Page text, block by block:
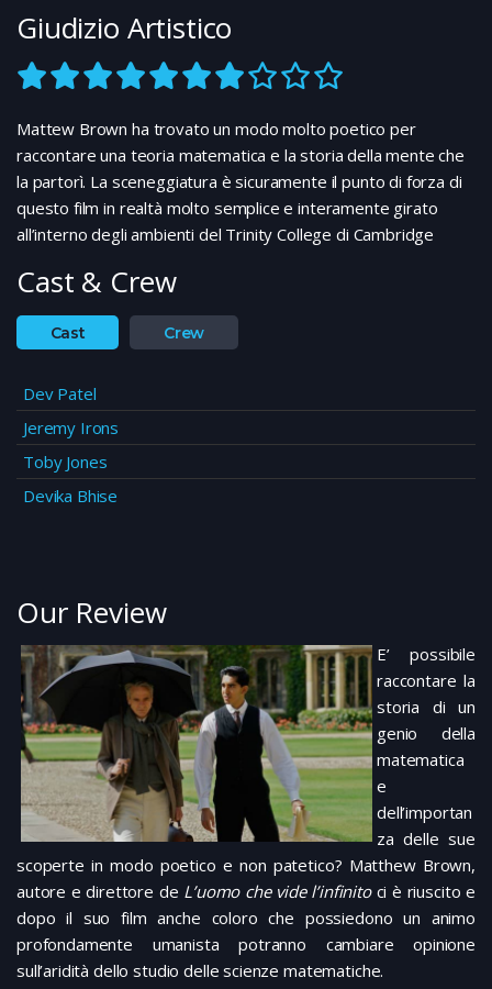
Giudizio Artistico
Mattew Brown ha trovato un modo molto poetico per
raccontare una teoria matematica e la storia della mente che
la partorì. La sceneggiatura è sicuramente il punto di forza di
questo film in realtà molto semplice e interamente girato
all’interno degli ambienti del Trinity College di Cambridge
Cast & Crew
Cast Crew
Dev Patel
Jeremy Irons
Toby Jones
Devika Bhise
Our Review
E’ possibile
raccontare la
storia di un
genio della
matematica
e
dell’importan
za delle sue
scoperte in modo poetico e non patetico? Matthew Brown,
autore e direttore de L’uomo che vide l’infinitoci è riuscito e
dopo il suo film anche coloro che possiedono un animo
profondamente umanista potranno cambiare opinione
sull’aridità dello studio delle scienze matematiche.